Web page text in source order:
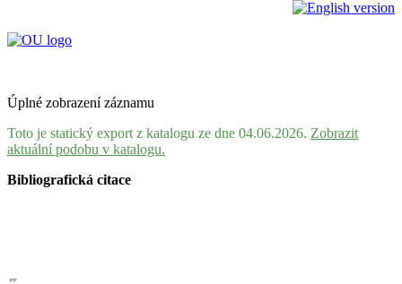
Úplné zobrazení záznamu
Toto je statický export z katalogu ze dne 04.06.2026. Zobrazit
aktuální podobu v katalogu.
Bibliografická citace